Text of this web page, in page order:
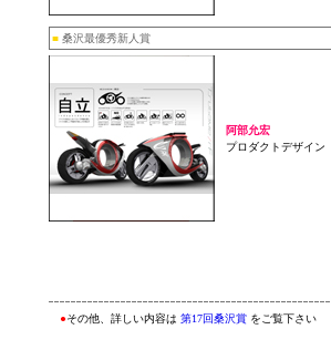
■ 桑沢最優秀新人賞
阿部允宏
プロダクトデザイン
●その他、詳しい内容は 第17回桑沢賞 をご覧下さい